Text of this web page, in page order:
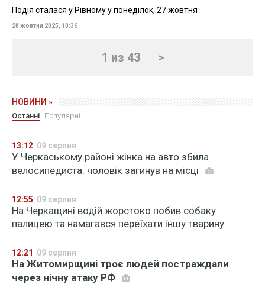
Подія сталася у Рівному у понеділок, 27 жовтня
28 жовтня 2025, 10:36
1 из 43 >
НОВИНИ »
Останні Популярні
13:12 09 серпня
У Черкаському районі жінка на авто збила
велосипедиста: чоловік загинув на місці
12:55 09 серпня
На Черкащині водій жорстоко побив собаку
палицею та намагався переїхати іншу тварину
12:21 09 серпня
На Житомирщині троє людей постраждали
через нічну атаку РФ